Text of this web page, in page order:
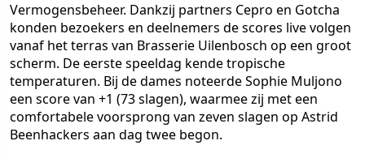
Vermogensbeheer. Dankzij partners Cepro en Gotcha
konden bezoekers en deelnemers de scores live volgen
vanaf het terras van Brasserie Uilenbosch op een groot
scherm. De eerste speeldag kende tropische
temperaturen. Bij de dames noteerde Sophie Muljono
een score van +1 (73 slagen), waarmee zij met een
comfortabele voorsprong van zeven slagen op Astrid
Beenhackers aan dag twee begon.